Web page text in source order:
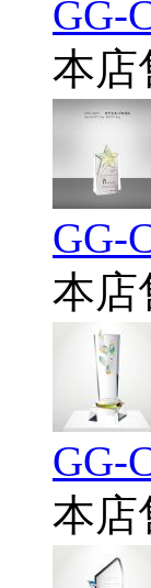
GG-
本店
GG-
本店
GG-
本店